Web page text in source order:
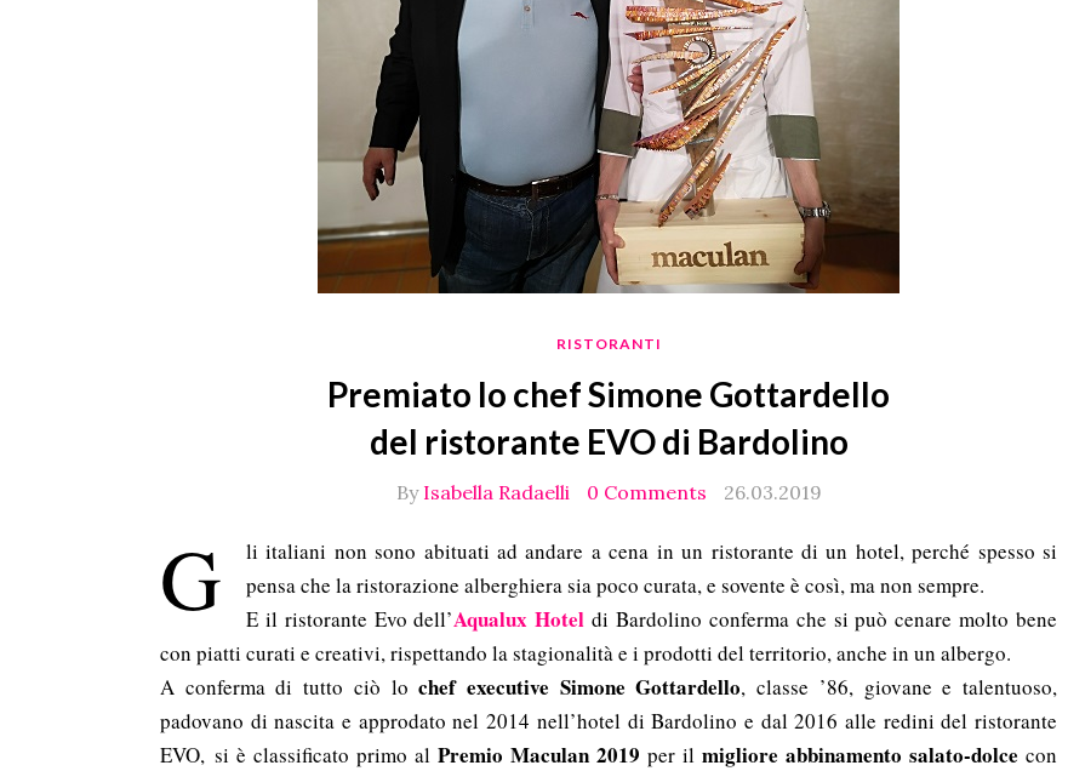
RISTORANTI
Premiato lo chef Simone Gottardello
del ristorante EVO di Bardolino
By Isabella Radaelli 0 Comments 26.03.2019
G
li italiani non sono abituati ad andare a cena in un ristorante di un hotel, perché spesso si
pensa che la ristorazione alberghiera sia poco curata, e sovente è così, ma non sempre.
E il ristorante Evo dell’Aqualux Hotel di Bardolino conferma che si può cenare molto bene
con piatti curati e creativi, rispettando la stagionalità e i prodotti del territorio, anche in un albergo.
A conferma di tutto ciò lochef executive Simone Gottardello, classe ’86, giovane e talentuoso,
padovano di nascita e approdato nel 2014 nell’hotel di Bardolino e dal 2016 alle redini del ristorante
EVO, si è classificato primo al Premio Maculan 2019 per il migliore abbinamento salato-dolce con